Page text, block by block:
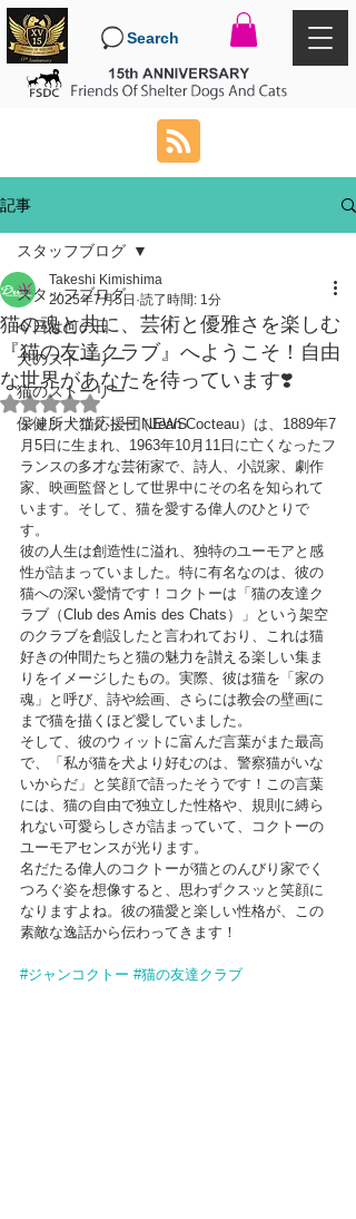
Search
記事
スタッフブログ
今日は何の日
犬のストーリー
猫のストーリー
保健所犬猫応援団NEWS
スタッフブログ
猫の魂と共に、芸術と優雅さを楽しむ
『猫の友達クラブ』へようこそ！自由
な世界があなたを待っています❣️
Takeshi Kimishima
2025年7月5日 読了時間: 1分
5つ星のうちNaNと評価されています。
ジャン・コクトー（Jean Cocteau）は、1889年7
月5日に生まれ、1963年10月11日に亡くなったフ
ランスの多才な芸術家で、詩人、小説家、劇作
家、映画監督として世界中にその名を知られて
います。そして、猫を愛する偉人のひとりで
す。
彼の人生は創造性に溢れ、独特のユーモアと感
性が詰まっていました。特に有名なのは、彼の
猫への深い愛情です！コクトーは「猫の友達ク
ラブ（Club des Amis des Chats）」という架空
のクラブを創設したと言われており、これは猫
好きの仲間たちと猫の魅力を讃える楽しい集ま
りをイメージしたもの。実際、彼は猫を「家の
魂」と呼び、詩や絵画、さらには教会の壁画に
まで猫を描くほど愛していました。
そして、彼のウィットに富んだ言葉がまた最高
で、「私が猫を犬より好むのは、警察猫がいな
いからだ」と笑顔で語ったそうです！この言葉
には、猫の自由で独立した性格や、規則に縛ら
れない可愛らしさが詰まっていて、コクトーの
ユーモアセンスが光ります。
名だたる偉人のコクトーが猫とのんびり家でく
つろぐ姿を想像すると、思わずクスッと笑顔に
なりますよね。彼の猫愛と楽しい性格が、この
素敵な逸話から伝わってきます！
#ジャンコクトー #猫の友達クラブ